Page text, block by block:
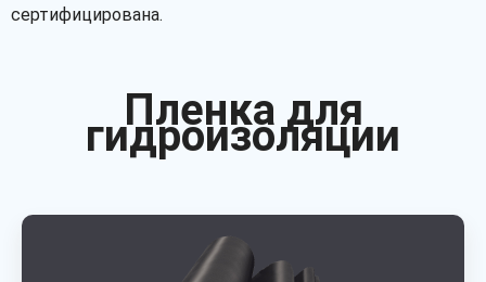
сертифицирована.
Пленка для
гидроизоляции